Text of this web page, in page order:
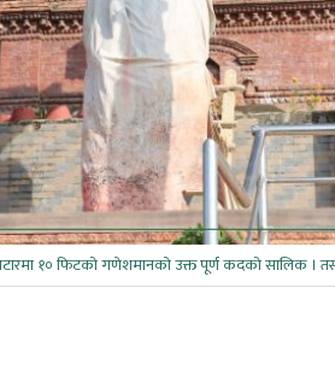
१० फिटको गणेशमानको उक्त पूर्ण कदको सालिक ।